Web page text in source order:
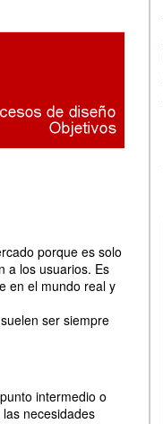
porque es solo
a los usuarios. Es
en el mundo real y
ser siempre
intermedio o
necesidades